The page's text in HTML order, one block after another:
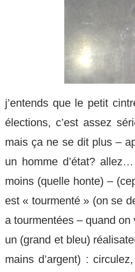
j’entends que le petit
élections, c’est assez
mais ça ne se dit plus –
un homme d’état?
moins (quelle honte) –
est « tourmenté » (on se
a tourmentées – quand
un (grand et bleu)
mains d’argent) :